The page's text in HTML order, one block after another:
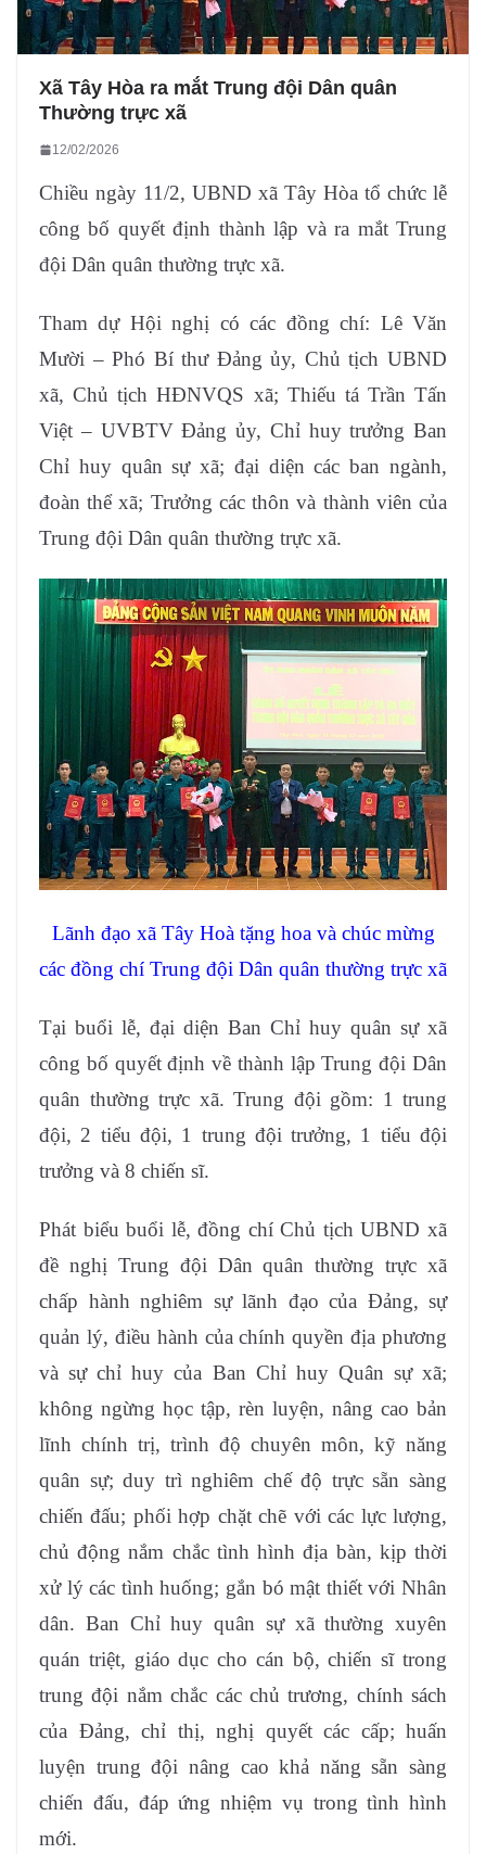
Xã Tây Hòa ra mắt Trung đội Dân quân
Thường trực xã
12/02/2026
Chiều ngày 11/2, UBND xã Tây Hòa tổ chức lễ
công bố quyết định thành lập và ra mắt Trung
đội Dân quân thường trực xã.
Tham dự Hội nghị có các đồng chí: Lê Văn
Mười – Phó Bí thư Đảng ủy, Chủ tịch UBND
xã, Chủ tịch HĐNVQS xã; Thiếu tá Trần Tấn
Việt – UVBTV Đảng ủy, Chỉ huy trưởng Ban
Chỉ huy quân sự xã; đại diện các ban ngành,
đoàn thể xã; Trưởng các thôn và thành viên của
Trung đội Dân quân thường trực xã.
Lãnh đạo xã Tây Hoà tặng hoa và chúc mừng
các đồng chí Trung đội Dân quân thường trực xã
Tại buổi lễ, đại diện Ban Chỉ huy quân sự xã
công bố quyết định về thành lập Trung đội Dân
quân thường trực xã. Trung đội gồm: 1 trung
đội, 2 tiểu đội, 1 trung đội trưởng, 1 tiểu đội
trưởng và 8 chiến sĩ.
Phát biểu buổi lễ, đồng chí Chủ tịch UBND xã
đề nghị Trung đội Dân quân thường trực xã
chấp hành nghiêm sự lãnh đạo của Đảng, sự
quản lý, điều hành của chính quyền địa phương
và sự chỉ huy của Ban Chỉ huy Quân sự xã;
không ngừng học tập, rèn luyện, nâng cao bản
lĩnh chính trị, trình độ chuyên môn, kỹ năng
quân sự; duy trì nghiêm chế độ trực sẵn sàng
chiến đấu; phối hợp chặt chẽ với các lực lượng,
chủ động nắm chắc tình hình địa bàn, kịp thời
xử lý các tình huống; gắn bó mật thiết với Nhân
dân. Ban Chỉ huy quân sự xã thường xuyên
quán triệt, giáo dục cho cán bộ, chiến sĩ trong
trung đội nắm chắc các chủ trương, chính sách
của Đảng, chỉ thị, nghị quyết các cấp; huấn
luyện trung đội nâng cao khả năng sẵn sàng
chiến đấu, đáp ứng nhiệm vụ trong tình hình
mới.